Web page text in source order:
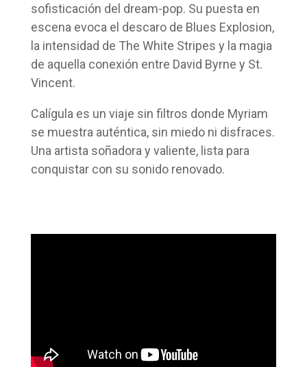
sofisticación del dream-pop. Su puesta en
escena evoca el descaro de Blues Explosion,
la intensidad de The White Stripes y la magia
de aquella conexión entre David Byrne y St.
Vincent.
Calígula es un viaje sin filtros donde Myriam
se muestra auténtica, sin miedo ni disfraces.
Una artista soñadora y valiente, lista para
conquistar con su sonido renovado.